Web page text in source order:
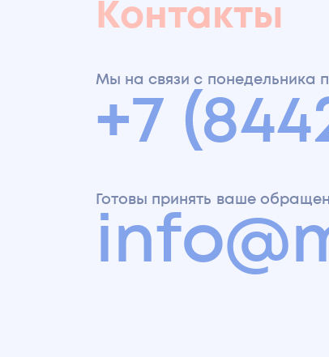
Контакты
Мы на связи с понедельника
+7
Готовы принять ваше